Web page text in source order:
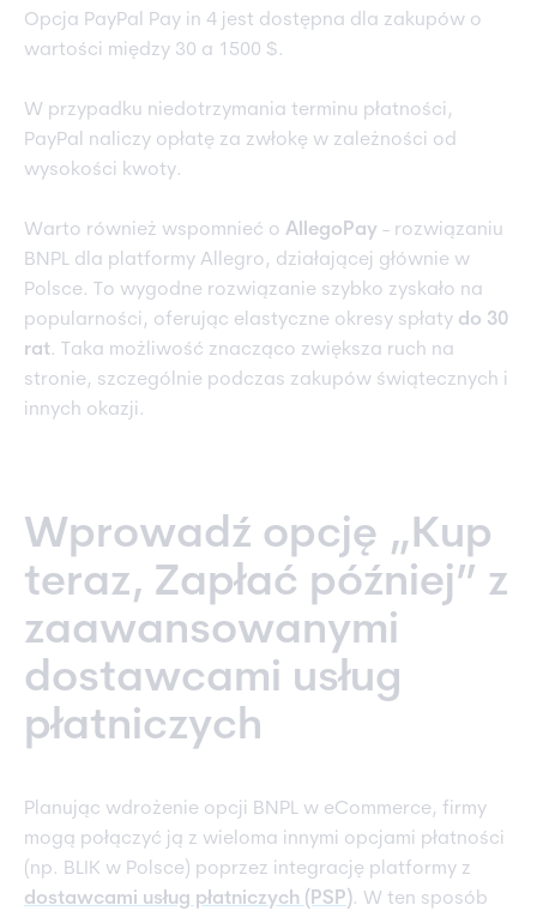
Opcja PayPal Pay in 4 jest dostępna dla zakupów o
wartości między 30 a 1500 $.
W przypadku niedotrzymania terminu płatności,
PayPal naliczy opłatę za zwłokę w zależności od
wysokości kwoty.
Warto również wspomnieć o AllegoPay - rozwiązaniu
BNPL dla platformy Allegro, działającej głównie w
Polsce. To wygodne rozwiązanie szybko zyskało na
popularności, oferując elastyczne okresy spłaty do 30
rat. Taka możliwość znacząco zwiększa ruch na
stronie, szczególnie podczas zakupów świątecznych i
innych okazji.
Wprowadź opcję „Kup
teraz, Zapłać później” z
zaawansowanymi
dostawcami usług
płatniczych
Planując wdrożenie opcji BNPL w eCommerce, firmy
mogą połączyć ją z wieloma innymi opcjami płatności
(np. BLIK w Polsce) poprzez integrację platformy z
dostawcami usług płatniczych (PSP). W ten sposób